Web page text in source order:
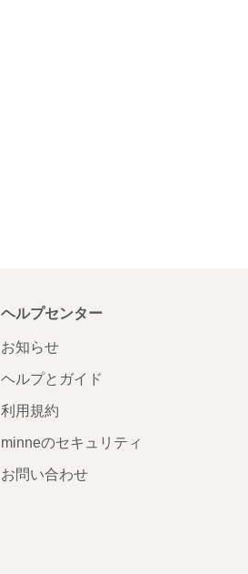
ヘルプセンター
お知らせ
ヘルプとガイド
利用規約
minneのセキュリティ
お問い合わせ